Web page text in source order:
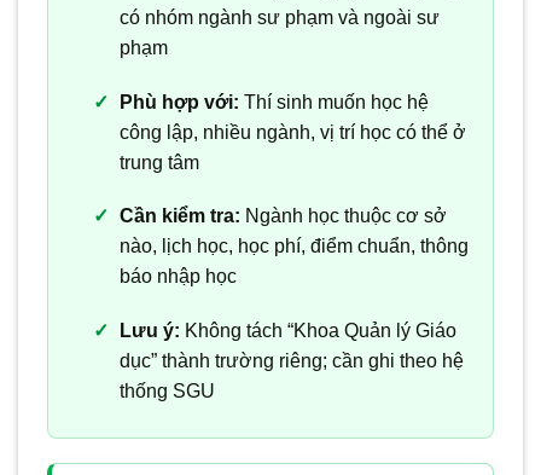
có nhóm ngành sư phạm và ngoài sư
phạm
Phù hợp với: Thí sinh muốn học hệ
công lập, nhiều ngành, vị trí học có thể ở
trung tâm
Cần kiểm tra: Ngành học thuộc cơ sở
nào, lịch học, học phí, điểm chuẩn, thông
báo nhập học
Lưu ý: Không tách “Khoa Quản lý Giáo
dục” thành trường riêng; cần ghi theo hệ
thống SGU